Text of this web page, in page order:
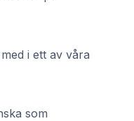
i ett av våra
som